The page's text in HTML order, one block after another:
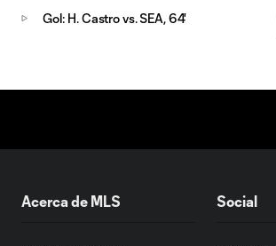
Gol: H. Castro vs. SEA, 64'
Acerca de MLS Social